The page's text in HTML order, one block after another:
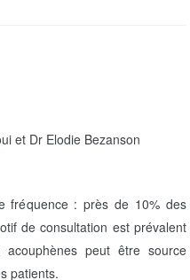
o
n
et Dr Elodie Bezanson
fréquence : près de 10% des
de consultation est prévalent
peut être source
patients.